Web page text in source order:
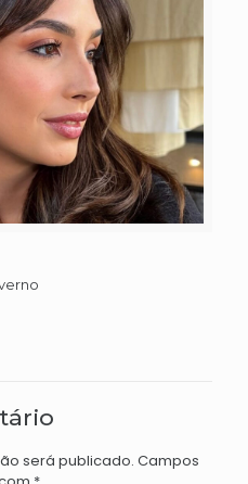
será publicado. Campos